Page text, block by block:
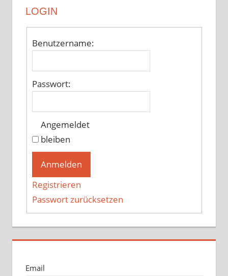
LOGIN
Benutzername:
Passwort:
Angemeldet
bleiben
Anmelden
Registrieren
Passwort zurücksetzen
Email